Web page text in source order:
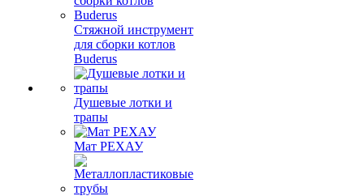
Стяжной инструмент
для сборки котлов
Buderus
Душевые лотки и
трапы
Мат РЕХАУ